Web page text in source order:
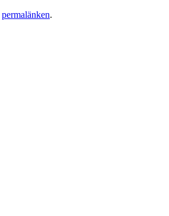
permalänken.